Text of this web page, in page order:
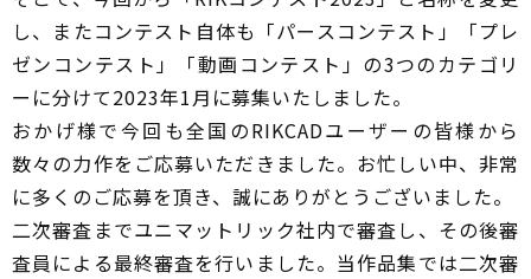
し、またコンテスト自体も「パースコンテスト」「プレ
ゼンコンテスト」「動画コンテスト」の3つのカテゴリ
ーに分けて2023年1月に募集いたしました。
おかげ様で今回も全国のRIKCADユーザーの皆様から
数々の力作をご応募いただきました。お忙しい中、非常
に多くのご応募を頂き、誠にありがとうございました。
二次審査までユニマットリック社内で審査し、その後審
査員による最終審査を行いました。当作品集では二次審